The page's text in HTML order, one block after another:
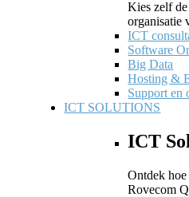
Kies zelf
organisatie
ICT
Software
Big Data
Hosting &
Support en
ICT SOLUTIONS
ICT
Ontdek
Rovecom